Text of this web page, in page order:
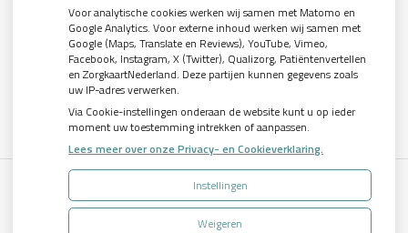
U heeft geen toestemming gegeven voorexterne
inhouddie nodig is om dit te zien.
Cookie-instellingen wijzigen
Uw Zorg Online|Beheer
Voor analytische cookies werken wij samen met Matomo en
Google Analytics. Voor externe inhoud werken wij samen met
Google (Maps, Translate en Reviews), YouTube, Vimeo,
Facebook, Instagram, X (Twitter), Qualizorg, Patiëntenvertellen
en ZorgkaartNederland. Deze partijen kunnen gegevens zoals
uw IP-adres verwerken.
Via Cookie-instellingen onderaan de website kunt u op ieder
moment uw toestemming intrekken of aanpassen.
Lees meer over onze Privacy- en Cookieverklaring.
Instellingen
Weigeren